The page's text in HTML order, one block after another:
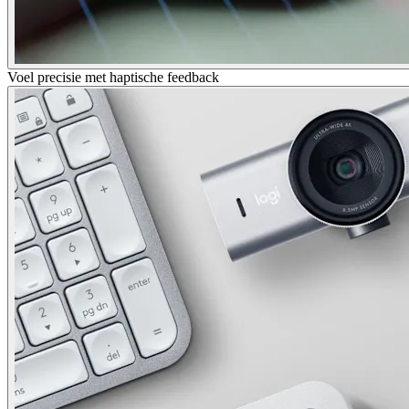
Voel precisie met haptische feedback